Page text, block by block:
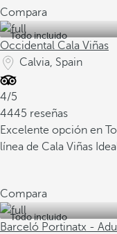
Compara
Todo incluido
Occidental Cala Viñas
Calvia, Spain
4/5
4445 reseñas
Excelente opción en
línea de Cala Viñas
Compara
Todo incluido
Barceló Portinatx -